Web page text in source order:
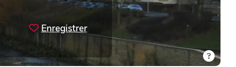
Enregistrer